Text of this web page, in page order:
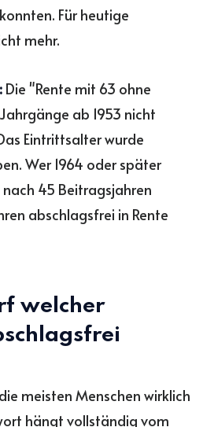
Für heutige
mehr.
Die "Rente mit 63 ohne
ab 1953 nicht
Eintrittsalter wurde
Wer 1964 oder später
45 Beitragsjahren
abschlagsfrei in Rente
welcher
meisten Menschen wirklich
hängt vollständig vom